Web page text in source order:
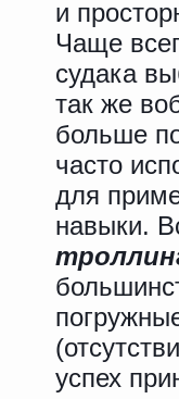
и
Чаще
судака
так же
больше
часто
для
навыки.
успех